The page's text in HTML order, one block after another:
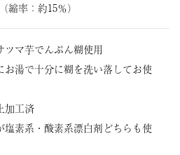
縮率：約15％）
ツマ芋でんぷん糊使用
湯で十分に糊を洗い落してお使
加工済
素系・酸素系漂白剤どちらも使